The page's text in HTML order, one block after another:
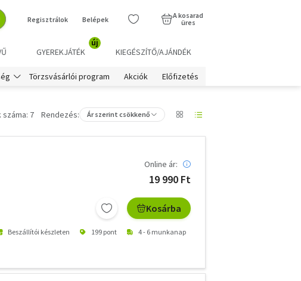
Regisztrálok Belépek
A kosarad
üres
GYEREKJÁTÉK
új
KIEGÉSZÍTŐ/AJÁNDÉK
Törzsvásárlói program Akciók Előfizetés
száma: 7 Rendezés: Ár szerint csökkenő
Online ár:
19 990 Ft
Kosárba
Beszállítói készleten 199 pont 4 - 6 munkanap